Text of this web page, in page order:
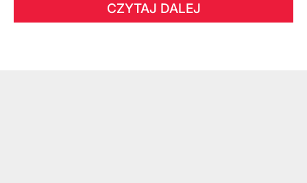
CZYTAJ DALEJ